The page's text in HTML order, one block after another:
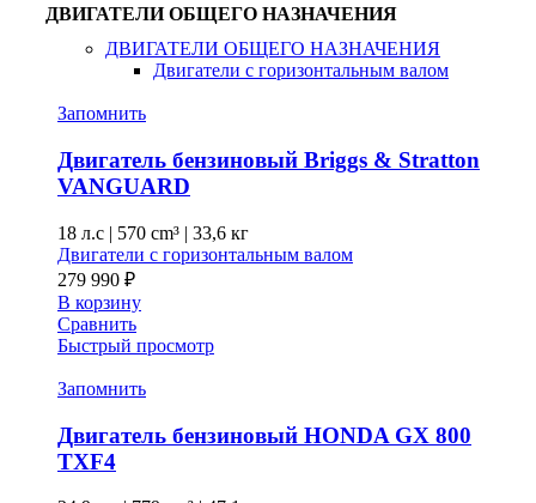
ДВИГАТЕЛИ ОБЩЕГО НАЗНАЧЕНИЯ
ДВИГАТЕЛИ ОБЩЕГО НАЗНАЧЕНИЯ
Двигатели с горизонтальным валом
Запомнить
Двигатель бензиновый Briggs & Stratton
VANGUARD
18 л.с | 570 cm³ | 33,6 кг
Двигатели с горизонтальным валом
279 990 ₽
В корзину
Сравнить
Быстрый просмотр
Запомнить
Двигатель бензиновый HONDA GX 800
TXF4